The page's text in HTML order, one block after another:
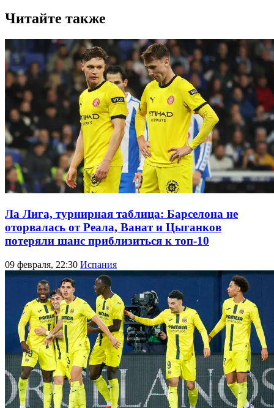
Читайте также
Ла Лига, турнирная таблица: Барселона не
оторвалась от Реала, Ванат и Цыганков
потеряли шанс приблизиться к топ-10
09 февраля, 22:30 Испания